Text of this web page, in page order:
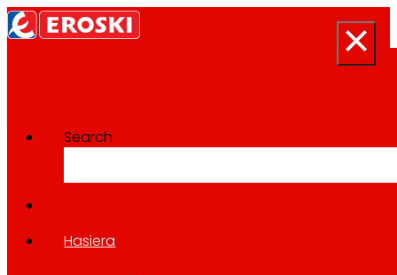
Search
Hasiera
Prentsa-aretoa
Berri guztietara itzuli